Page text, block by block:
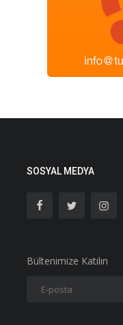
SOSYAL MEDYA
Bültenimize Katılın